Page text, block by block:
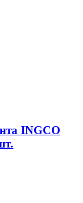
INGCO